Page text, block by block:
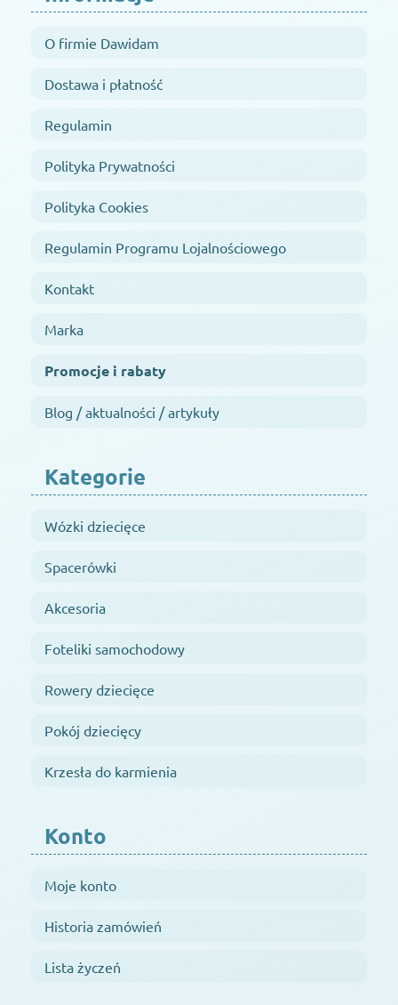
O firmie Dawidam
Dostawa i płatność
Regulamin
Polityka Prywatności
Polityka Cookies
Regulamin Programu Lojalnościowego
Kontakt
Marka
Promocje i rabaty
Blog / aktualności / artykuły
Kategorie
Wózki dziecięce
Spacerówki
Akcesoria
Foteliki samochodowy
Rowery dziecięce
Pokój dziecięcy
Krzesła do karmienia
Konto
Moje konto
Historia zamówień
Lista życzeń